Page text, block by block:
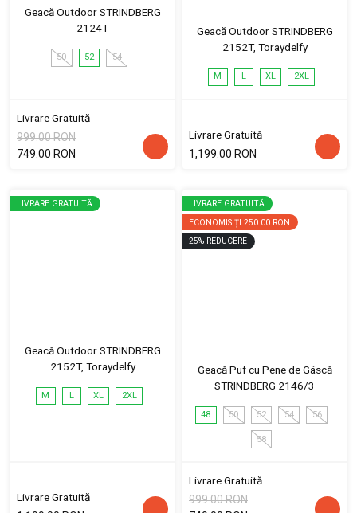
Geacă Outdoor STRINDBERG
2124T
50 52 54
Livrare Gratuită
999.00 RON
749.00 RON
Geacă Outdoor STRINDBERG
2152T, Toraydelfy
M L XL 2XL
Livrare Gratuită
1,199.00 RON
LIVRARE GRATUITĂ
Geacă Outdoor STRINDBERG
2152T, Toraydelfy
M L XL 2XL
Livrare Gratuită
LIVRARE GRATUITĂ
ECONOMISIȚI 250.00 RON
25% REDUCERE
Geacă Puf cu Pene de Gâscă
STRINDBERG 2146/3
48 50 52 54 56
58
Livrare Gratuită
999.00 RON